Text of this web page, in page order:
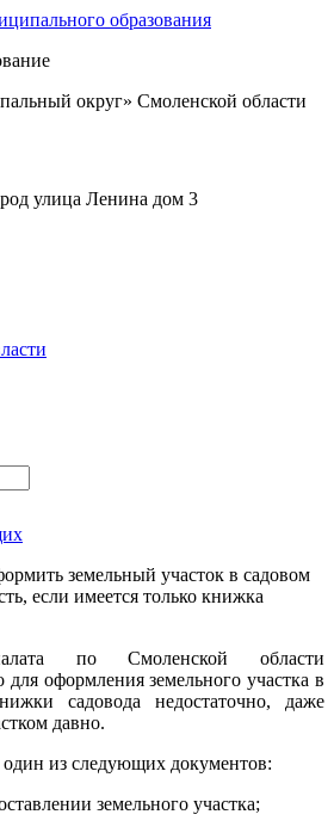
округ» Смоленской области
улица Ленина дом 3
земельный участок в садовом
если имеется только книжка
по Смоленской области
оформления земельного участка в
садовода недостаточно, даже
давно.
из следующих документов:
земельного участка;